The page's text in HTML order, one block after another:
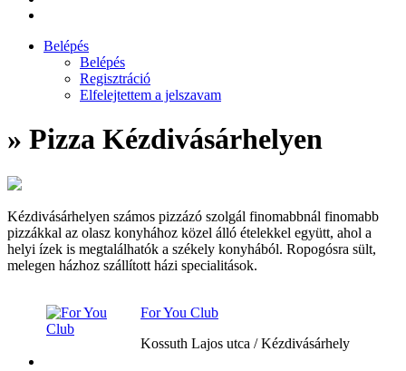
Belépés
Belépés
Regisztráció
Elfelejtettem a jelszavam
» Pizza Kézdivásárhelyen
Kézdivásárhelyen számos pizzázó szolgál finomabbnál finomabb
pizzákkal az olasz konyhához közel álló ételekkel együtt, ahol a
helyi ízek is megtalálhatók a székely konyhából. Ropogósra sült,
melegen házhoz szállított házi specialitások.
For You Club
Kossuth Lajos utca / Kézdivásárhely